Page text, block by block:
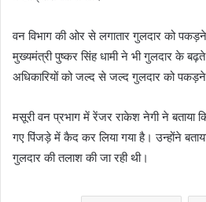
वन विभाग की ओर से लगातार गुलदार को
मुख्यमंत्री पुष्कर सिंह धामी ने भी गुलदार के
अधिकारियों को जल्द से जल्द गुलदार को
मसूरी वन प्रभाग में रेंजर राकेश नेगी ने बताया
गए पिंजड़े में कैद कर लिया गया है। उन्होंने
गुलदार की तलाश की जा रही थी।